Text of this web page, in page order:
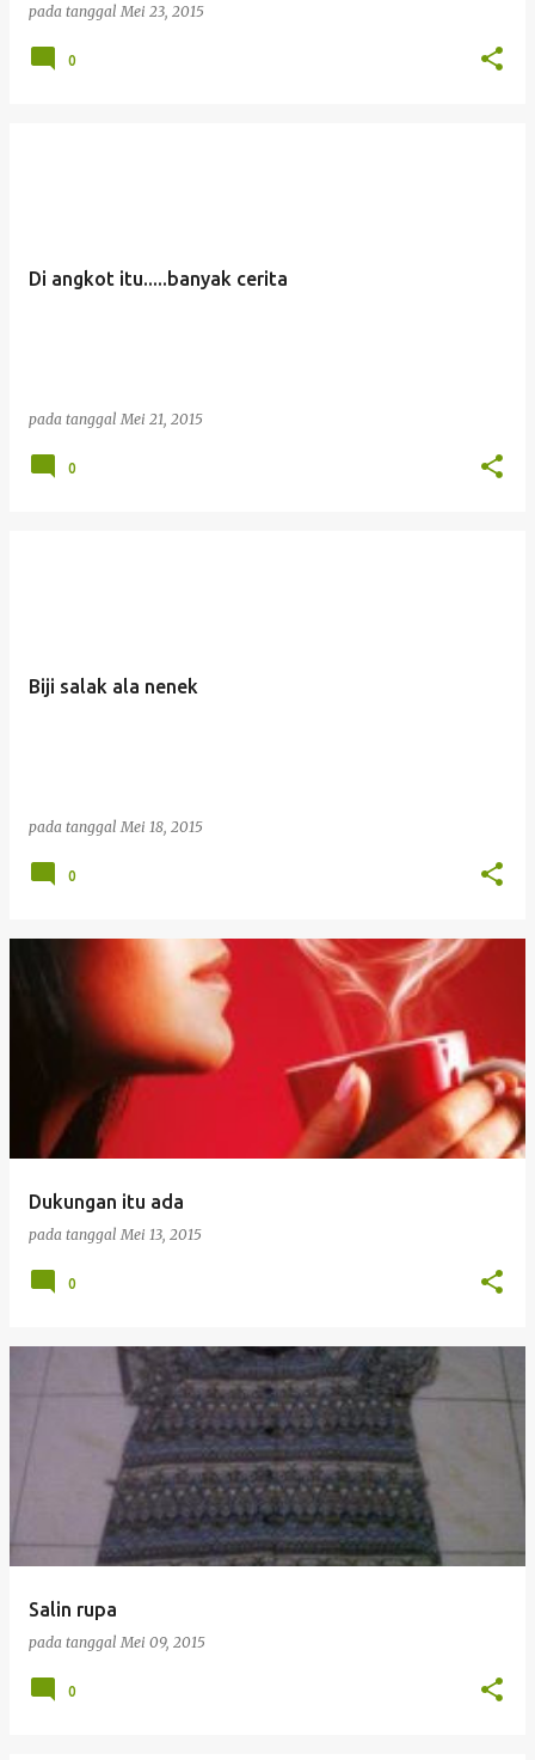
pada tanggalMei 23, 2015
0
Di angkot itu.....banyak cerita
pada tanggalMei 21, 2015
0
Biji salak ala nenek
pada tanggalMei 18, 2015
0
Dukungan itu ada
pada tanggalMei 13, 2015
0
Salin rupa
pada tanggalMei 09, 2015
0